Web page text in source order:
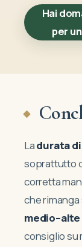
Hai
per
Ladurata
soprattutto
corretta
che
medio–alte
consiglio su